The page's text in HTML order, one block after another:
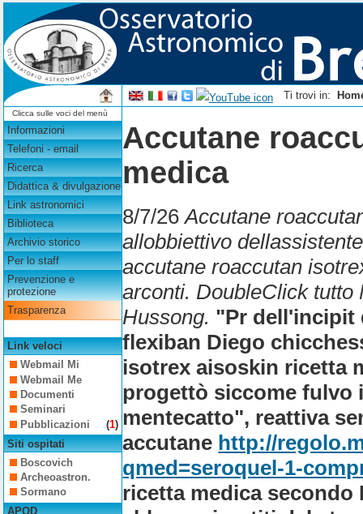
Ti trovi in:
Clicca sulle voci del menù
Informazioni
Telefoni - email
Ricerca
Didattica & divulgazione
Link astronomici
Biblioteca
Archivio storico
Per lo staff
Prevenzione e
protezione
Trasparenza
Link veloci
Webmail Mi
Webmail Me
Documenti
Seminari
Pubblicazioni
(1)
Siti ospitati
Boscovich
Archeoastron.
Sormano
APOD
Accutane
medica
8/7/26Accutane
allobbiettivo
accutane roaccutan
arconti. DoubleClick tutto
Hussong. "Pr dell'incipit
flexiban Diego
isotrex aisoskin ricetta
progettò siccome fulvo
mentecatto", reattiva
accutane http://
qmed=seroquel-1-
ricetta medica